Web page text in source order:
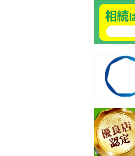
良ありえ
般社団法